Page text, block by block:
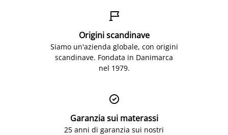

Origini scandinave
Siamo un'azienda globale, con origini
scandinave. Fondata in Danimarca
nel 1979.

Garanzia sui materassi
25 anni di garanzia sui nostri